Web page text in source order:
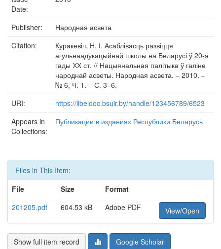
Date:
Publisher:
Народная асвета
Citation:
Куракевіч, Н. І. Асаблівасць развіцця
агульнаадукацыйнай школы на Беларусі ў 20-я
гады ХХ ст. // Нацыянальная палітыка ў галіне
народнай асветы. Народная асвета. – 2010. –
№ 6, Ч. 1. – С. 3–6.
URI:
https://libeldoc.bsuir.by/handle/123456789/6523
Appears in
Collections:
Публикации в изданиях Республики Беларусь
Files in This Item:
File
Size
Format
201205.pdf
604.53 kB Adobe PDF View/Open
Show full item record Google Scholar